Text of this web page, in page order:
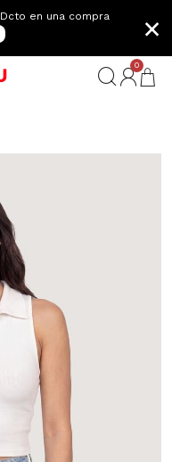
Dcto en una compra
×
0